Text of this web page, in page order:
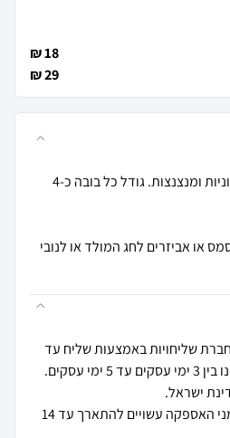
18 ₪
29 ₪
6 בובות סנטה לתלייה צבעוניות ומנצנצות. גודל כל בובה כ-4
או אביזרים לחג המולד או לנובי
שליחויות באמצעות שליח עד
הבית, צפי הגעת החבילה הינו בין 3 ימי עסקים עד 5 ימי עסקים.
בישובים מעבר לקו הירוק זמני האספקה עשויים להתארך עד 14